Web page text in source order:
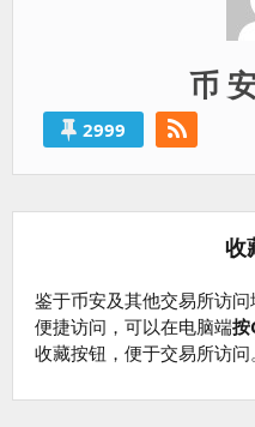
币
2999
收
鉴于币安及其他交易所访
便捷访问，可以在电脑端
收藏按钮，便于交易所访问。